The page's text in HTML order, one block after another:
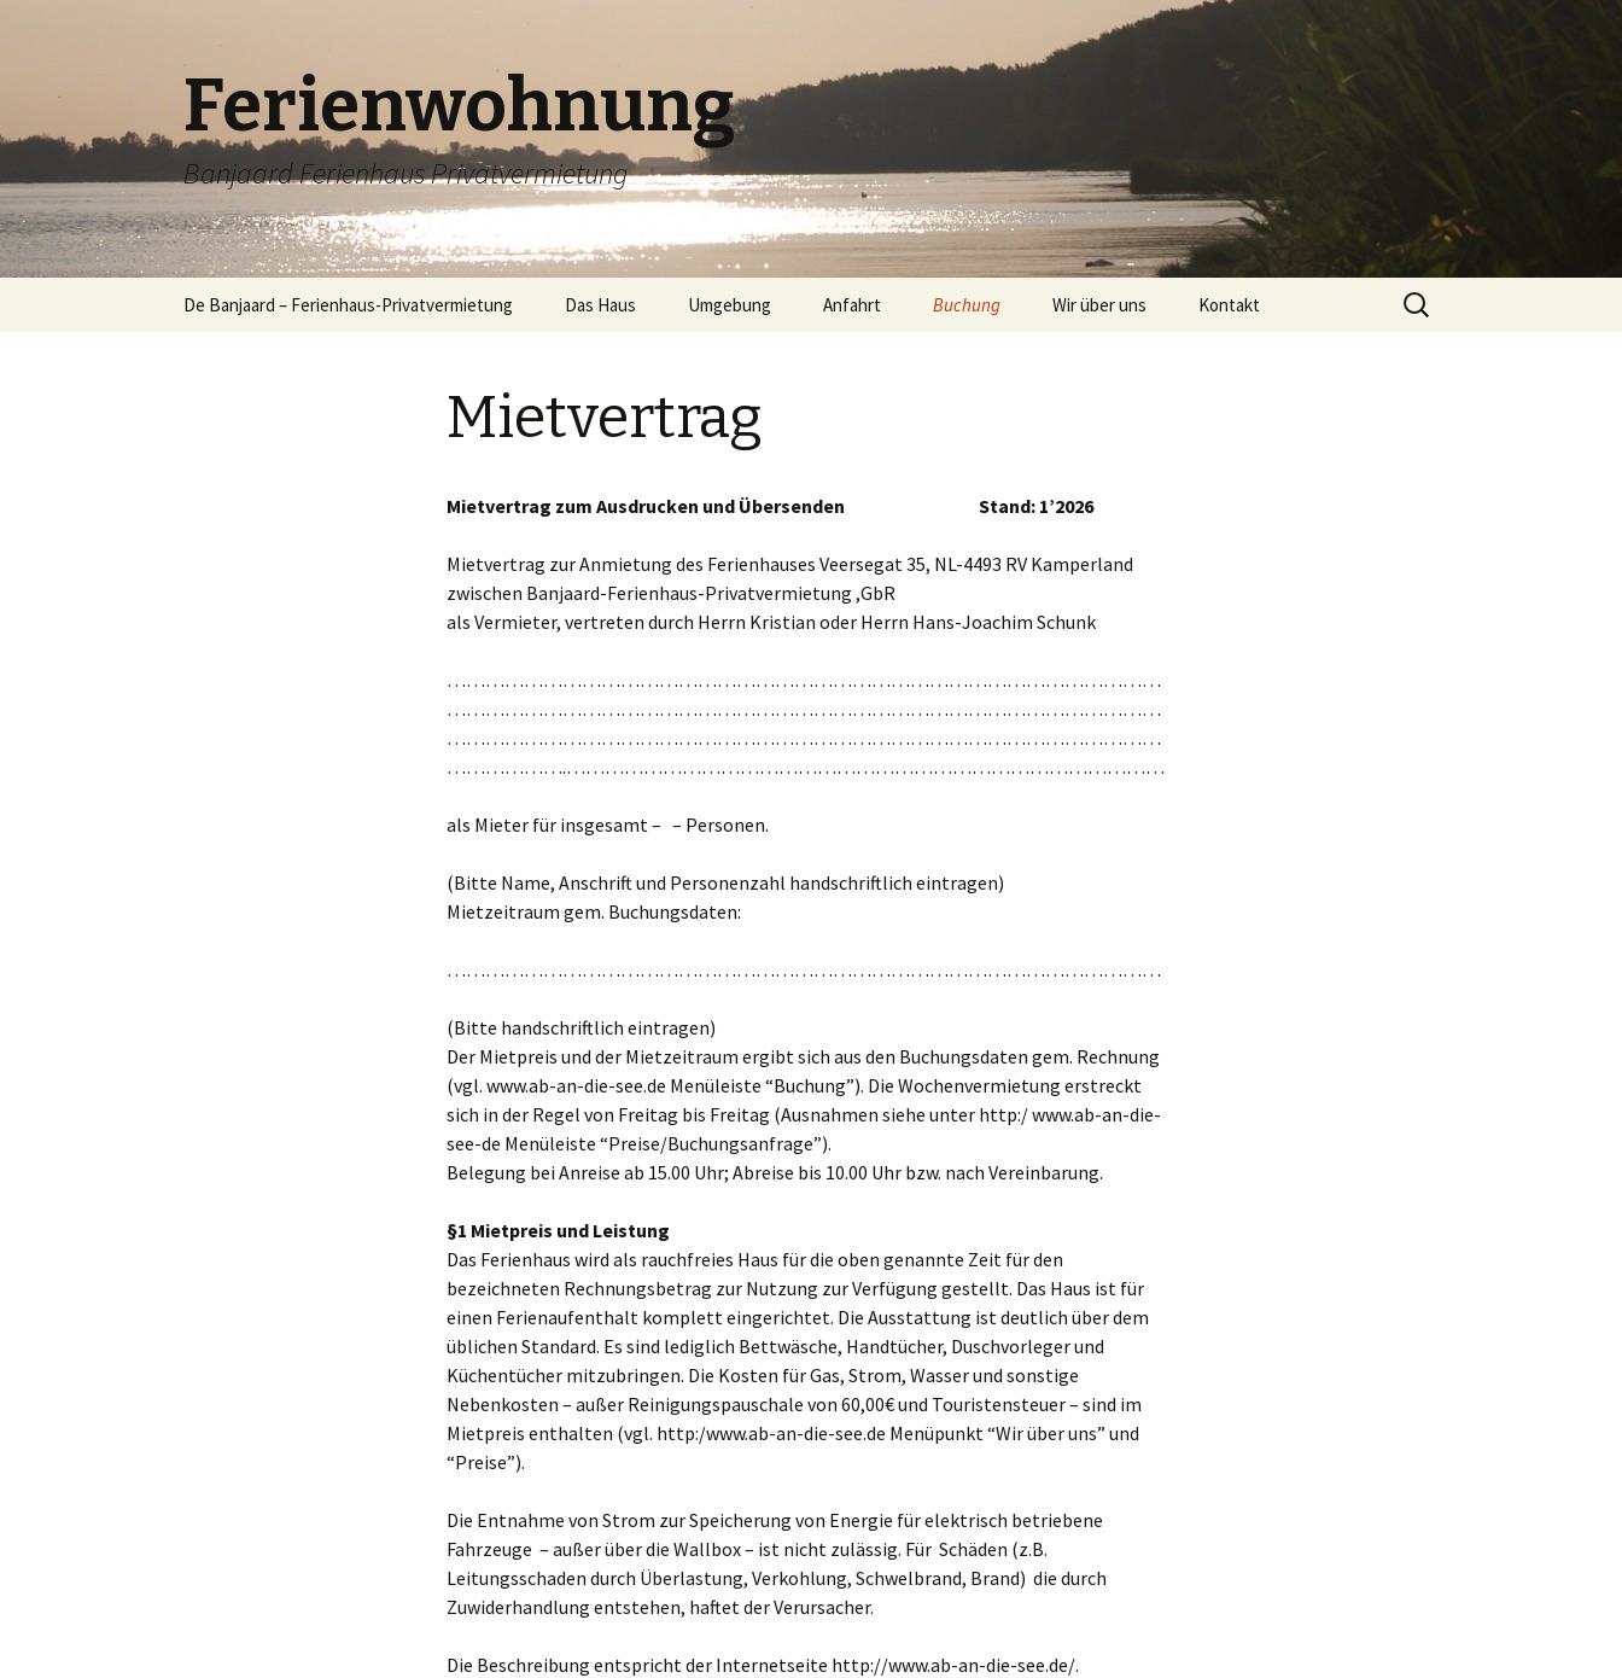
Ferienwohnung
Banjaard Ferienhaus Privatvermietung
De Banjaard – Ferienhaus-Privatvermietung Das Haus
Ausstattung
Umgebung Anfahrt Buchung Wir über uns Kontakt
Suchen
nach:
Mietvertrag
Mietvertrag zum Ausdrucken und Übersenden Stand: 1’2026
Mietvertrag zur Anmietung des Ferienhauses Veersegat 35, NL-4493 RV Kamperland
zwischen Banjaard-Ferienhaus-Privatvermietung ,GbR
als Vermieter, vertreten durch Herrn Kristian oder Herrn Hans-Joachim Schunk
…………………………………………………………………………………………………
…………………………………………………………………………………………………
…………………………………………………………………………………………………
……………….…………………………………………………………………………………
als Mieter für insgesamt – – Personen.
(Bitte Name, Anschrift und Personenzahl handschriftlich eintragen)
Mietzeitraum gem. Buchungsdaten:
…………………………………………………………………………………………………
(Bitte handschriftlich eintragen)
Der Mietpreis und der Mietzeitraum ergibt sich aus den Buchungsdaten gem. Rechnung
(vgl. www.ab-an-die-see.de Menüleiste “Buchung”). Die Wochenvermietung erstreckt
sich in der Regel von Freitag bis Freitag (Ausnahmen siehe unter http:/ www.ab-an-die-
see-de Menüleiste “Preise/Buchungsanfrage”).
Belegung bei Anreise ab 15.00 Uhr; Abreise bis 10.00 Uhr bzw. nach Vereinbarung.
§1 Mietpreis und Leistung
Das Ferienhaus wird als rauchfreies Haus für die oben genannte Zeit für den
bezeichneten Rechnungsbetrag zur Nutzung zur Verfügung gestellt. Das Haus ist für
einen Ferienaufenthalt komplett eingerichtet. Die Ausstattung ist deutlich über dem
üblichen Standard. Es sind lediglich Bettwäsche, Handtücher, Duschvorleger und
Küchentücher mitzubringen. Die Kosten für Gas, Strom, Wasser und sonstige
Nebenkosten – außer Reinigungspauschale von 60,00€ und Touristensteuer – sind im
Mietpreis enthalten (vgl. http:/www.ab-an-die-see.de Menüpunkt “Wir über uns” und
“Preise”).
Die Entnahme von Strom zur Speicherung von Energie für elektrisch betriebene
Fahrzeuge – außer über die Wallbox – ist nicht zulässig. Für Schäden (z.B.
Leitungsschaden durch Überlastung, Verkohlung, Schwelbrand, Brand) die durch
Zuwiderhandlung entstehen, haftet der Verursacher.
Die Beschreibung entspricht der Internetseite http://www.ab-an-die-see.de/.